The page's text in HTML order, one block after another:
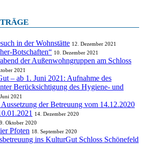
in der Wohnstätte 12. Dezember 2021
Botschaften“ 10. Dezember 2021
der Außenwohngruppen am Schloss
2021
– ab 1. Juni 2021: Aufnahme des
Berücksichtigung des Hygiene- und
2021
der Betreuung vom 14.12.2020
14. Dezember 2020
9. Oktober 2020
Pfoten 18. September 2020
ins KulturGut Schloss Schönefeld